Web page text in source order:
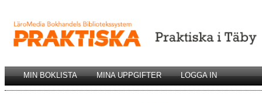
MIN BOKLISTA MINA UPPGIFTER LOGGA IN